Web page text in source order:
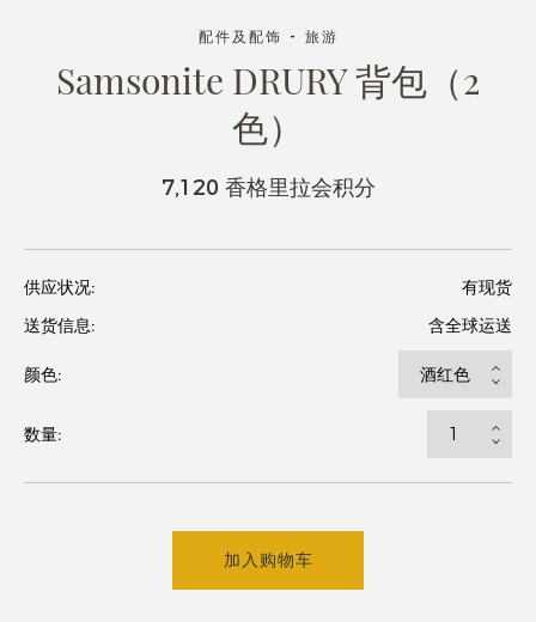
配件及配饰 - 旅游
Samsonite DRURY 背包（2
色）
7,120 香格里拉会积分
供应状况:
有现货
送货信息:
含全球运送
颜色:
数量:
加入购物车